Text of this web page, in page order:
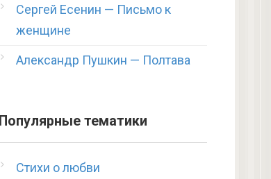
Сергей Есенин — Письмо к
женщине
Александр Пушкин — Полтава
Популярные тематики
Стихи о любви